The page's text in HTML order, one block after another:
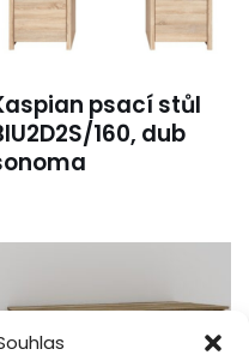
psací stůl
160, dub